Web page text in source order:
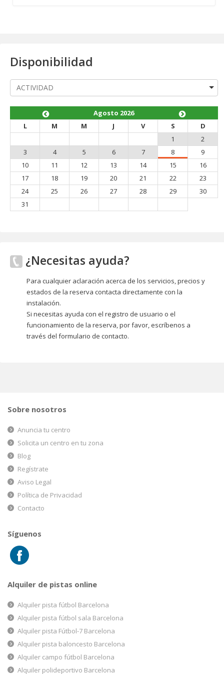
Disponibilidad
Agosto 2026
L
M M J V S
D
1
2
3
4 5 6 7 8
9
10
11 12 13 14 15
16
17
18 19 20 21 22
23
24
25 26 27 28 29
30
31
¿Necesitas ayuda?
Para cualquier aclaración acerca de los servicios, precios y
estados de la reserva contacta directamente con la
instalación.
Si necesitas ayuda con el registro de usuario o el
funcionamiento de la reserva, por favor, escríbenos a
través del formulario de contacto.
Sobre nosotros
Anuncia tu centro
Solicita un centro en tu zona
Blog
Regístrate
Aviso Legal
Política de Privacidad
Contacto
Síguenos
Alquiler de pistas online
Alquiler pista fútbol Barcelona
Alquiler pista fútbol sala Barcelona
Alquiler pista Fútbol-7 Barcelona
Alquiler pista baloncesto Barcelona
Alquiler campo fútbol Barcelona
Alquiler polideportivo Barcelona